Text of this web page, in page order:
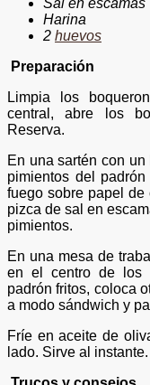
Sal en escamas
Harina
2 huevos
Preparación
Limpia los
central, abre los
Reserva.
En una sartén con
pimientos del
fuego sobre papel de
pizca de sal en
pimientos.
En una mesa de
en el centro de los
padrón fritos, coloca
a modo sándwich y
Fríe en aceite de
lado. Sirve al instante.